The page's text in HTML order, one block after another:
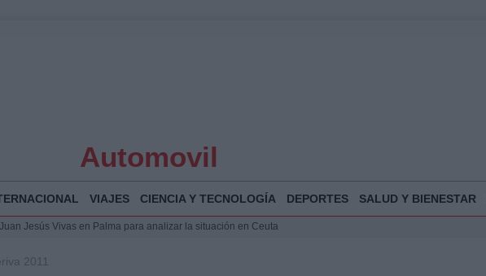
Automovil
VIAJES CIENCIA Y TECNOLOGÍA DEPORTES SALUD Y BIENESTAR
Jesús Vivas en Palma para analizar la situación en Ceuta
y humanitario en Ceuta tras la llegada masiva de migrantes
2011